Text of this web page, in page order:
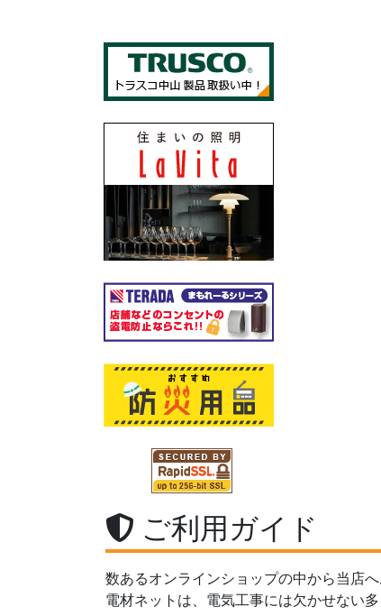
ご利用ガイド
数あるオンラインショップの中から当店
電材ネットは、電気工事には欠かせない